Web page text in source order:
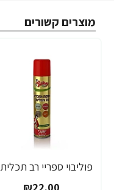
מוצרים קשורים